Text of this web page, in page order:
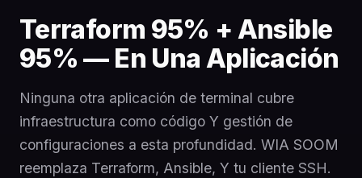
Terraform 95% + Ansible
95% — En Una Aplicación
Ninguna otra aplicación de terminal cubre
infraestructura como código Y gestión de
configuraciones a esta profundidad. WIA SOOM
reemplaza Terraform, Ansible, Y tu cliente SSH.